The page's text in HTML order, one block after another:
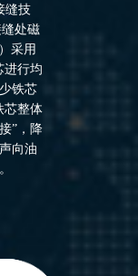
缝技
处磁
采用
进行均
铁芯
芯整体
”，降
向油